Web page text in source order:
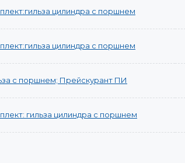
цилиндра с поршнем
цилиндра с поршнем
с поршнем; Прейскурант ПИ
гильза цилиндра с поршнем